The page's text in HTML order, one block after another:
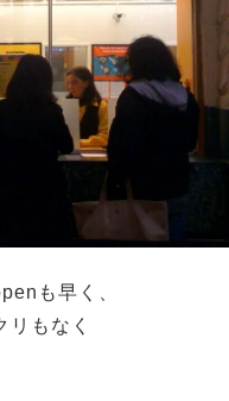
も早く、
もなく